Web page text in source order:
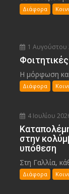
Διάφορα
1 Αυγούστου
Η μόρφωση και
Διάφορα
4 Ιουλίου
στην
υπόθεση
Στη Γαλλία,
Διάφορα